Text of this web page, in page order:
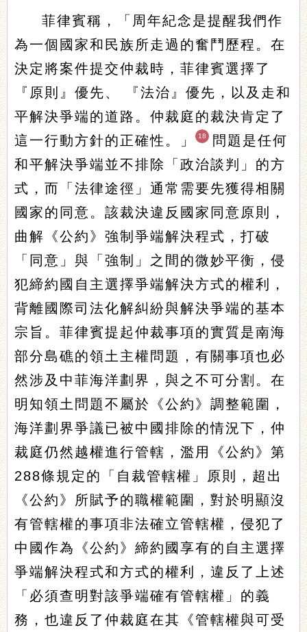
菲律賓稱，「周年紀念是提醒我們作
為一個國家和民族所走過的奮鬥歷程。在
決定將案件提交仲裁時，菲律賓選擇了
『原則』優先、 『法治』優先，以及走和
平解決爭端的道路。仲裁庭的裁決肯定了
這一行動方針的正確性。」
18
問題是任何
和平解決爭端並不排除「政治談判」的方
式，而「法律途徑」通常需要先獲得相關
國家的同意。該裁決違反國家同意原則，
曲解《公約》強制爭端解決程式，打破
「同意」與「強制」之間的微妙平衡，侵
犯締約國自主選擇爭端解決方式的權利，
背離國際司法化解糾紛與解決爭端的基本
宗旨。菲律賓提起仲裁事項的實質是南海
部分島礁的領土主權問題，有關事項也必
然涉及中菲海洋劃界，與之不可分割。在
明知領土問題不屬於《公約》調整範圍，
海洋劃界爭議已被中國排除的情況下，仲
裁庭仍然越權進行管轄，濫用《公約》第
288條規定的「自裁管轄權」原則，超出
《公約》所賦予的職權範圍，對於明顯沒
有管轄權的事項非法確立管轄權，侵犯了
中國作為《公約》締約國享有的自主選擇
爭端解決程式和方式的權利，違反了上述
「必須查明對該爭端確有管轄權」的義
務，也違反了仲裁庭在其《管轄權與可受